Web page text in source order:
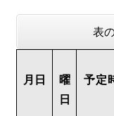
表
月日
曜
日
予定